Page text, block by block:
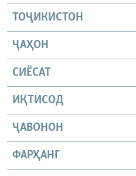
ТОҶИКИСТОН
ҶАҲОН
СИЁСАТ
ИҚТИСОД
ҶАВОНОН
ФАРҲАНГ